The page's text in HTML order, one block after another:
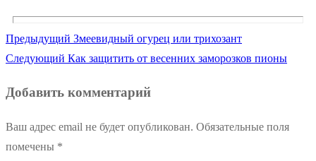
Навигация
записям
Предыдущий Предыдущая
запись:
Змеевидный огурец или трихозант
Следующий Следующая
Как защитить от весенних заморозков пионы
Добавить комментарий
Ваш адрес email не будет опубликован. Обязательные поля
помечены *